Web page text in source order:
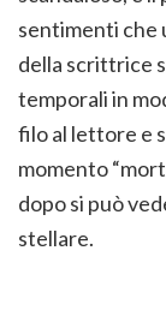
sentimenti che
della scrittrice
temporali in
filo al lettore e
momento
dopo si può
stellare.